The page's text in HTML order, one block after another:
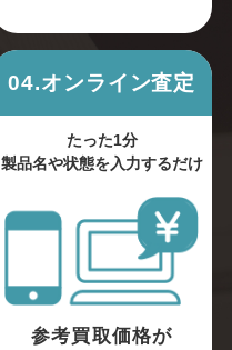
04.オンライン査定
たった1分
製品名や状態を入力するだけ
参考買取価格が